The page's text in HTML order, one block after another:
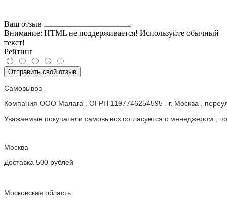
Ваш отзыв
Внимание: HTML не поддерживается! Используйте обычный
текст!
Рейтинг
Отправить свой отзыв
Самовывоз
Компания ООО Малага . ОГРН 1197746254595 . г. Москва ,
Уважаемые покупатели самовывоз согласуется с менеджером ,
Москва
Доставка 500 рублей
Московская область